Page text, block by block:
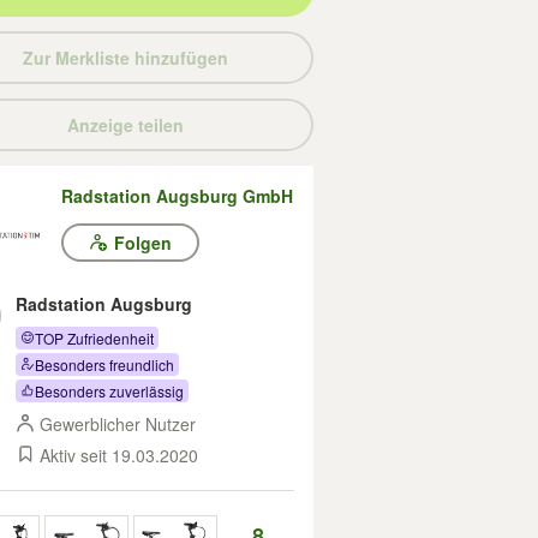
Zur Merkliste hinzufügen
Anzeige teilen
Radstation Augsburg GmbH
Folgen
Radstation Augsburg
TOP Zufriedenheit
Besonders freundlich
Besonders zuverlässig
Gewerblicher Nutzer
Aktiv seit 19.03.2020